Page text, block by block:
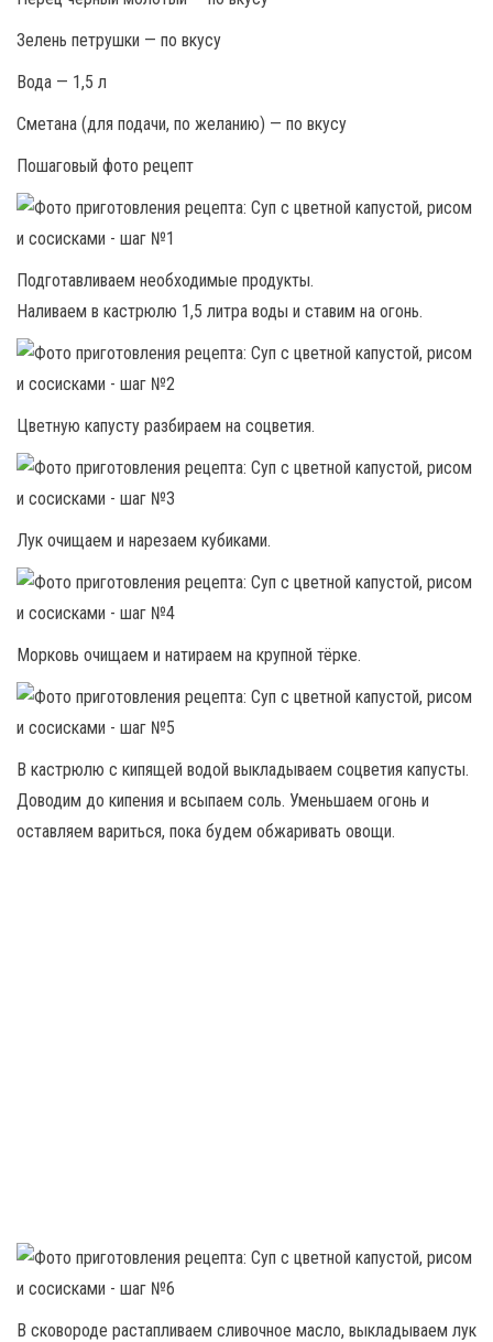
Зелень петрушки — по вкусу
Вода — 1,5 л
Сметана (для подачи, по желанию) — по вкусу
Пошаговый фото рецепт
Подготавливаем необходимые продукты.
Наливаем в кастрюлю 1,5 литра воды и ставим на огонь.
Цветную капусту разбираем на соцветия.
Лук очищаем и нарезаем кубиками.
Морковь очищаем и натираем на крупной тёрке.
В кастрюлю с кипящей водой выкладываем соцветия капусты.
Доводим до кипения и всыпаем соль. Уменьшаем огонь и
оставляем вариться, пока будем обжаривать овощи.
В сковороде растапливаем сливочное масло, выкладываем лук